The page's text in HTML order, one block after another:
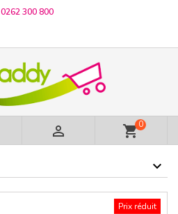
0262 300 800
 shopping_cart0
Prix réduit